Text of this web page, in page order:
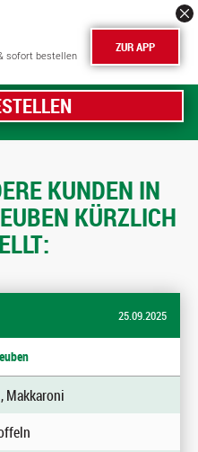
sofort bestellen ZUR APP
KUNDEN IN
KÜRZLICH
25.09.2025
, Makkaroni